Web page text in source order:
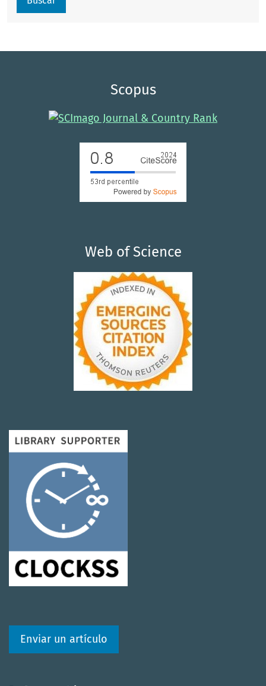
Scopus
Web of Science
Enviar un artículo